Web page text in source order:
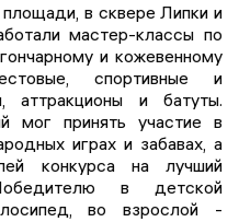
в сквере Липки и
мастер-классы по
и кожевенному
спортивные и
аттракционы и батуты.
принять участие в
играх и забавах, а
конкурса на лучший
в детской
во взрослой -